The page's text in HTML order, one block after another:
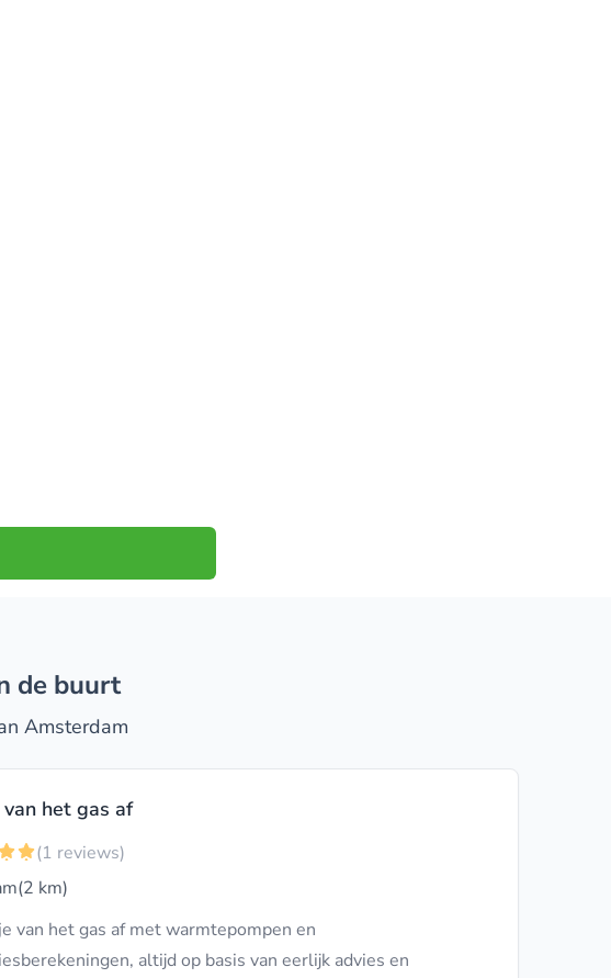
de buurt
Amsterdam
het gas af
(1 reviews)
(2 km)
van het gas af met warmtepompen en
altijd op basis van eerlijk advies en